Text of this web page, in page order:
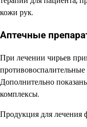
кожи рук.
Аптечные
При лечении чирьев
Дополнительно
комплексы.
Продукция для лечения